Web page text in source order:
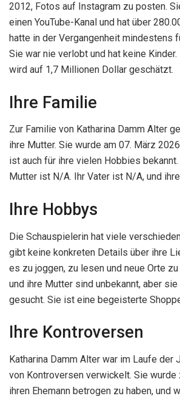
2012, Fotos auf Instagram zu posten.
einen YouTube-Kanal und hat über
hatte in der Vergangenheit mindestens
Sie war nie verlobt und hat keine
wird auf 1,7 Millionen Dollar geschätzt.
Ihre Familie
Zur Familie von Katharina Damm Alter
ihre Mutter. Sie wurde am 07. März
ist auch für ihre vielen Hobbies
Mutter ist N/A. Ihr Vater ist N/A, und
Ihre Hobbys
Die Schauspielerin hat viele
gibt keine konkreten Details über ihre
es zu joggen, zu lesen und neue Orte
und ihre Mutter sind unbekannt, aber sie
gesucht. Sie ist eine begeisterte
Ihre Kontroversen
Katharina Damm Alter war im Laufe der
von Kontroversen verwickelt. Sie
ihren Ehemann betrogen zu haben, und